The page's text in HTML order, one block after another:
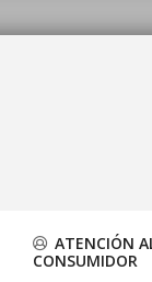
ATENCIÓN
CONSUMIDOR